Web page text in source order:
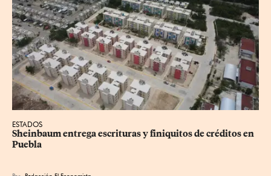
ESTADOS
Sheinbaum entrega escrituras y finiquitos de créditos en
Puebla